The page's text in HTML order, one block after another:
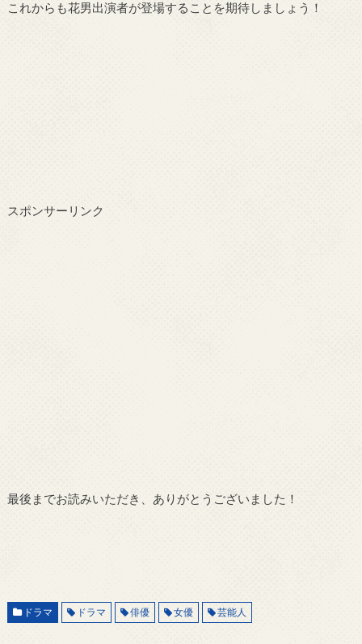
これからも花男出演者が登場することを期待しましょう！
スポンサーリンク
最後までお読みいただき、ありがとうございました！
ドラマ ドラマ 俳優 女優 芸能人